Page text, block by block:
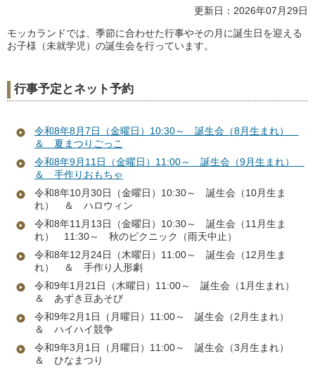
更新日：2026年07月29日
モッカランドでは、季節に合わせた行事やその月に誕生日を迎える
お子様（未就学児）の誕生会を行っています。
行事予定とネット予約
令和8年8月7日（金曜日）10:30～ 誕生会（8月生まれ）
＆ 夏まつりごっこ
令和8年9月11日（金曜日）11:00～ 誕生会（9月生まれ）
＆ 手作りおもちゃ
令和8年10月30日（金曜日）10:30～ 誕生会（10月生ま
れ） ＆ ハロウィン
令和8年11月13日（金曜日）10:30～ 誕生会（11月生ま
れ） 11:30～ 秋のピクニック（雨天中止）
令和8年12月24日（木曜日）11:00～ 誕生会（12月生ま
れ） ＆ 手作り人形劇
令和9年1月21日（木曜日）11:00～ 誕生会（1月生まれ）
＆ あずき豆あそび
令和9年2月1日（月曜日）11:00～ 誕生会（2月生まれ）
＆ ハイハイ競争
令和9年3月1日（月曜日）11:00～ 誕生会（3月生まれ）
＆ ひなまつり